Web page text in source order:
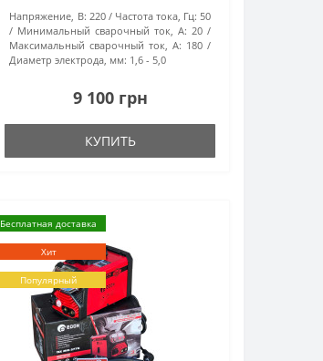
Напряжение, В: 220 Частота тока, Гц: 50
Минимальный сварочный ток, А: 20
Максимальный сварочный ток, А: 180
Диаметр электрода, мм: 1,6 - 5,0
9 100 грн
КУПИТЬ
Бесплатная доставка
Хит
Популярный